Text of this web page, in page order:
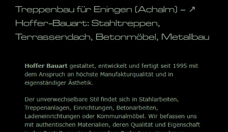
Treppenbau für Eningen (Achalm) – ↗️
Hoffer-Bauart: Stahltreppen,
Terrassendach, Betonmöbel, Metallbau